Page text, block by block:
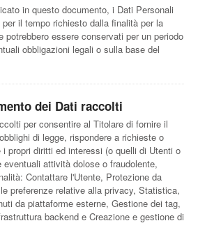
in questo documento, i Dati Personali
il tempo richiesto dalla finalità per la
potrebbero essere conservati per un periodo
obbligazioni legali o sulla base del
dei Dati raccolti
per consentire al Titolare di fornire il
di legge, rispondere a richieste o
propri diritti ed interessi (o quelli di Utenti o
attività dolose o fraudolente,
Contattare l'Utente, Protezione da
preferenze relative alla privacy, Statistica,
da piattaforme esterne, Gestione dei tag,
backend e Creazione e gestione di